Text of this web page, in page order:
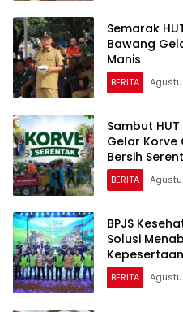
Semarak
Bawang
Manis
BERITA
Sambut
Gelar Korve
Bersih
BERITA
BPJS
Solusi
BERITA